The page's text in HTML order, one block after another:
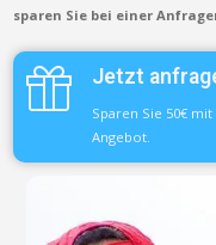
sparen Sie bei einer
Jetzt
Sparen Sie 50€
Angebot.